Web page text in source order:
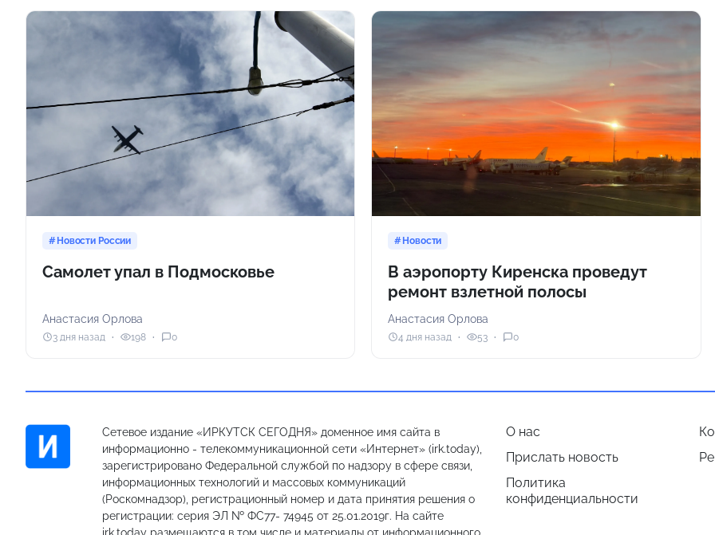
Новости России
Самолет упал в Подмосковье
Анастасия Орлова
3 дня назад 198 0
Новости
В аэропорту Киренска проведут
ремонт взлетной полосы
Анастасия Орлова
4 дня назад 53 0
Сетевое издание «ИРКУТСК СЕГОДНЯ» доменное имя сайта в
информационно - телекоммуникационной сети «Интернет» (irk.today),
зарегистрировано Федеральной службой по надзору в сфере связи,
информационных технологий и массовых коммуникаций
(Роскомнадзор), регистрационный номер и дата принятия решения о
регистрации: серия ЭЛ № ФС77- 74945 от 25.01.2019г. На сайте
О нас
Прислать новость
Политика
конфиденциальности